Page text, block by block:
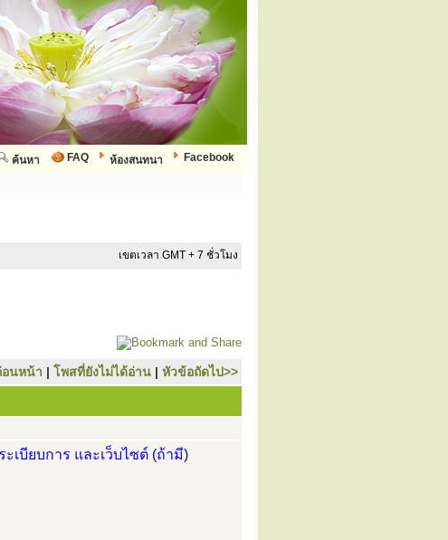
Facebook
ห้องสนทนา
FAQ
ค้นหา
เขตเวลา GMT + 7 ชั่วโมง
อนหน้า | โพสที่ยังไม่ได้อ่าน | หัวข้อถัดไป>>
บียบการ และเว็บไซต์ (ถ้ามี)